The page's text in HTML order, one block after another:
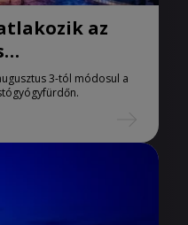
az
3-tól módosul a